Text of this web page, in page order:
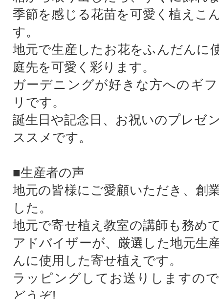
季節を感じる花苗を可愛く植えこ
す。
地元で生産したお花をふんだんに
庭先を可愛く彩ります。
ガーデニングが好きな方へのギ
リです。
誕生日や記念日、お祝いのプレゼ
ススメです。
■生産者の声
地元の皆様にご愛顧いただき、創
した。
地元で寄せ植え教室の講師も務め
アドバイザーが、厳選した地元生
んに使用した寄せ植えです。
ラッピングしてお送りしますの
どうぞ!